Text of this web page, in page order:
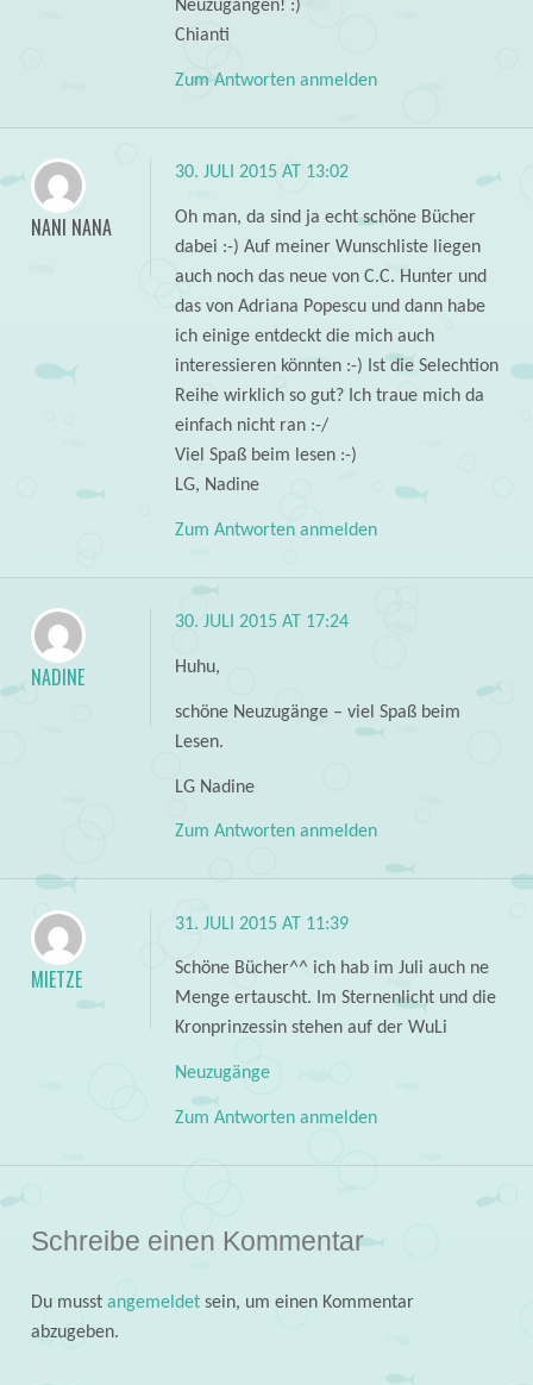
Neuzugängen! :)
Chianti
Zum Antworten anmelden
NANI NANA
30. JULI 2015 AT 13:02
Oh man, da sind ja echt schöne Bücher
dabei :-) Auf meiner Wunschliste liegen
auch noch das neue von C.C. Hunter und
das von Adriana Popescu und dann habe
ich einige entdeckt die mich auch
interessieren könnten :-) Ist die Selechtion
Reihe wirklich so gut? Ich traue mich da
einfach nicht ran :-/
Viel Spaß beim lesen :-)
LG, Nadine
Zum Antworten anmelden
NADINE
30. JULI 2015 AT 17:24
Huhu,
schöne Neuzugänge – viel Spaß beim
Lesen.
LG Nadine
Zum Antworten anmelden
MIETZE
31. JULI 2015 AT 11:39
Schöne Bücher^^ ich hab im Juli auch ne
Menge ertauscht. Im Sternenlicht und die
Kronprinzessin stehen auf der WuLi
Neuzugänge
Zum Antworten anmelden
Schreibe einen Kommentar
Du musst angemeldetsein, um einen Kommentar
abzugeben.